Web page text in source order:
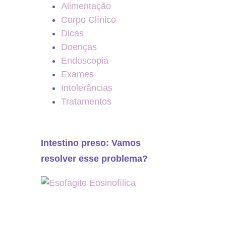
Alimentação
Corpo Clínico
Dicas
Doenças
Endoscopia
Exames
Intolerâncias
Tratamentos
Intestino preso: Vamos
resolver esse problema?